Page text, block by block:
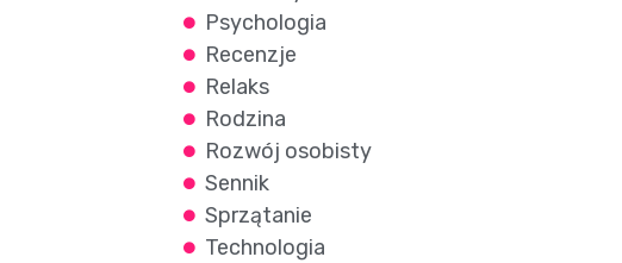
Psychologia
Recenzje
Relaks
Rodzina
Rozwój osobisty
Sennik
Sprzątanie
Technologia